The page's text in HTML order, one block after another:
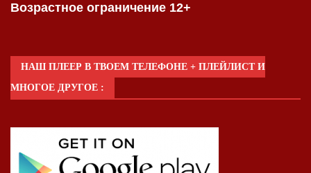
Возрастное ограничение 12+
НАШ ПЛЕЕР В ТВОЕМ ТЕЛЕФОНЕ + ПЛЕЙЛИСТ И
МНОГОЕ ДРУГОЕ :